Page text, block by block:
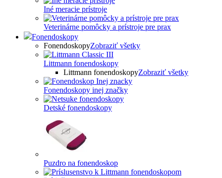
Iné meracie prístroje
Veterinárne pomôcky a prístroje pre prax
Fonendoskopy
FonendoskopyZobraziť všetky
Littmann fonendoskopy
Littmann fonendoskopyZobraziť všetky
Fonendoskopy inej značky
Detské fonendoskopy
Puzdro na fonendoskop